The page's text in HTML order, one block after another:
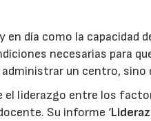
día como la capacidad
necesarias para
un centro, sino
el liderazgo entre los
Su informe ‘